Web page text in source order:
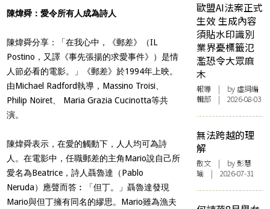
陳煒舜：愛令所有人成為詩人
陳煒舜分享：「在我心中，
《郵差》（IL
Postino，又譯《事先張揚的求愛事件》）是情
人節必看的電影。」《郵差》於1994年上映。
由Michael Radford執導，Massino Troisi、
Philip Noiret、 Maria Grazia Cucinotta等共
演。
陳煒舜表示，在愛的觸動下，人人均可為詩
人。在電影中，任職郵差的主角Mario說自己所
愛名為Beatrice，詩人聶魯達（Pablo
Neruda）應聲而答︰「但丁。」聶魯達發現
Mario與但丁擁有同名的繆思。Mario雖為漁夫
歐盟AI法案正式
生效 生成內容
須貼水印識別
業界憂標籤氾
濫恐令大眾麻
木
報導 | by 虛詞編
輯部 | 2026-08-03
無法跨越的理
解
散文 | by 彭慧
瑜 | 2026-07-31